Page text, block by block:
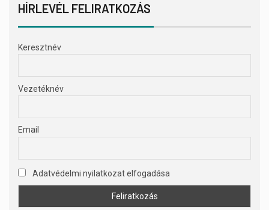
HÍRLEVÉL FELIRATKOZÁS
Keresztnév
Vezetéknév
Email
Adatvédelmi nyilatkozat elfogadása